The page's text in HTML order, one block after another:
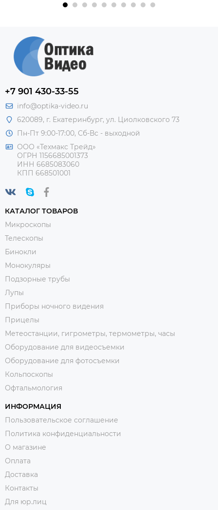
+7 901 430-33-55
info@optika-video.ru
620089, г. Екатеринбург, ул. Циолковского 73
Пн-Пт 9:00-17:00, Сб-Вс - выходной
ООО «Техмакс Трейд»
ОГРН 1156685001373
ИНН 6685083060
КПП 668501001
КАТАЛОГ ТОВАРОВ
Микроскопы
Телескопы
Бинокли
Монокуляры
Подзорные трубы
Лупы
Приборы ночного видения
Прицелы
Метеостанции, гигрометры, термометры, часы
Оборудование для видеосъемки
Оборудование для фотосъемки
Кольпоскопы
Офтальмология
ИНФОРМАЦИЯ
Пользовательское соглашение
Политика конфиденциальности
О магазине
Оплата
Доставка
Контакты
Для юр.лиц